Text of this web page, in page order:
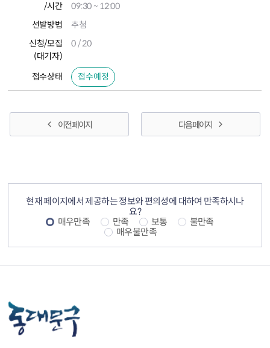
/시간
09:30 ~ 12:00
선발방법
추첨
신청/모집
(대기자)
0 / 20
접수상태 접수예정
이전 페이지 다음 페이지
현재 페이지에서 제공하는 정보와 편의성에 대하여 만족하시나
요?
매우만족
만족 보통
불만족
매우불만족